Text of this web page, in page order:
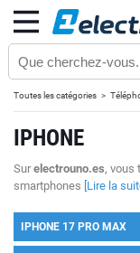
Toutes les catégories
IPHONE
Surelectrouno.es, vous
smartphones [Lire la
IPHONE 17 PRO MAX